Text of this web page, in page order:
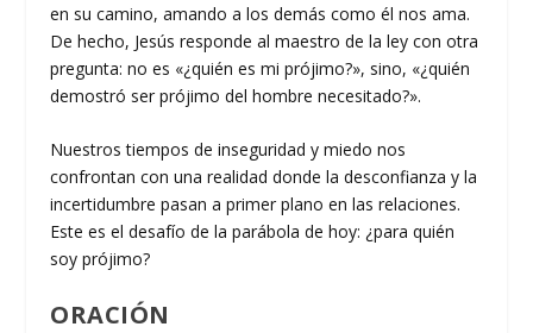
en su camino, amando a los demás como él nos ama.
De hecho, Jesús responde al maestro de la ley con otra
pregunta: no es «¿quién es mi prójimo?», sino, «¿quién
demostró ser prójimo del hombre necesitado?».
Nuestros tiempos de inseguridad y miedo nos
confrontan con una realidad donde la desconfianza y la
incertidumbre pasan a primer plano en las relaciones.
Este es el desafío de la parábola de hoy: ¿para quién
soy prójimo?
ORACIÓN